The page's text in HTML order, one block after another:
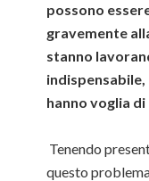
possono
gravemente
stanno
indispensabile,
hanno voglia
Tenendo
questo